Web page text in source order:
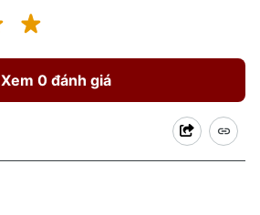
Xem 0 đánh giá